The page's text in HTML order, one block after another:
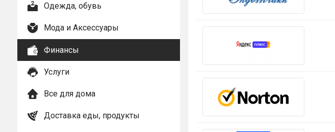
Одежда, обувь
Мода и Аксессуары
Финансы
Услуги
Все для дома
Доставка еды, продукты